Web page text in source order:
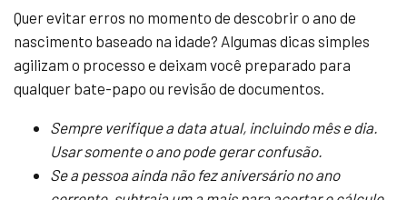
Quer evitar erros no momento de descobrir o ano de
nascimento baseado na idade? Algumas dicas simples
agilizam o processo e deixam você preparado para
qualquer bate-papo ou revisão de documentos.
Sempre verifique a data atual, incluindo mês e dia.
Usar somente o ano pode gerar confusão.
Se a pessoa ainda não fez aniversário no ano